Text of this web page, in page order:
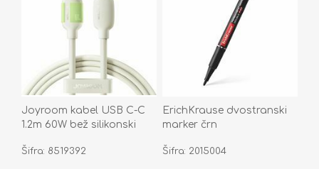
Joyroom kabel USB C-C
1.2m 60W bež silikonski
Šifra: 8519392
ErichKrause dvostranski
marker črn
Šifra: 2015004